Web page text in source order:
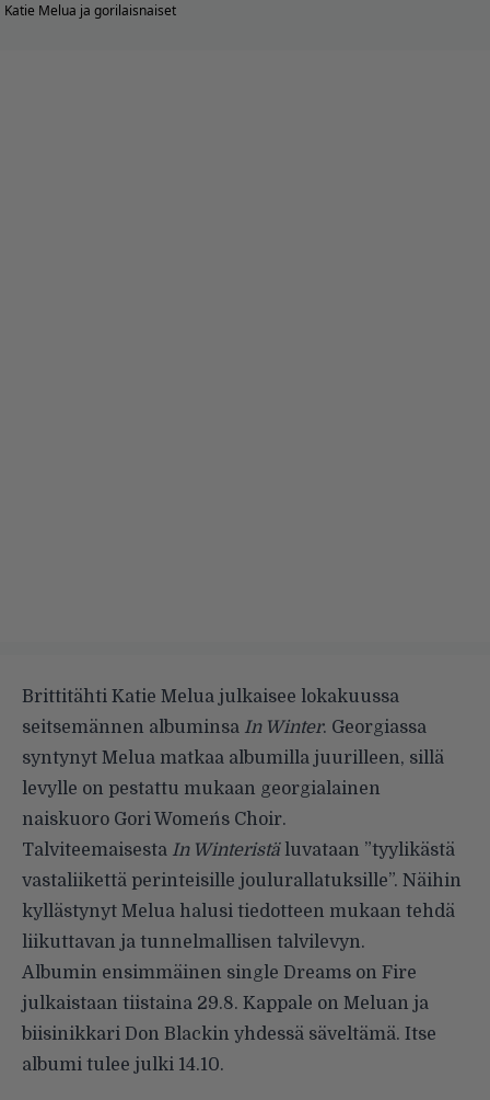
Katie Melua ja gorilaisnaiset
Brittitähti Katie Melua julkaisee lokakuussa
seitsemännen albuminsa In Winter. Georgiassa
syntynyt Melua matkaa albumilla juurilleen, sillä
levylle on pestattu mukaan georgialainen
naiskuoro Gori Women´s Choir.
Talviteemaisesta In Winteristäluvataan ”tyylikästä
vastaliikettä perinteisille joulurallatuksille”. Näihin
kyllästynyt Melua halusi tiedotteen mukaan tehdä
liikuttavan ja tunnelmallisen talvilevyn.
Albumin ensimmäinen single Dreams on Fire
julkaistaan tiistaina 29.8. Kappale on Meluan ja
biisinikkari Don Blackin yhdessä säveltämä. Itse
albumi tulee julki 14.10.